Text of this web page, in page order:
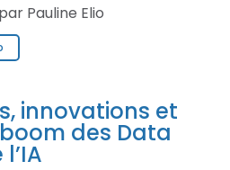
Pauline Elio
innovations et
des Data